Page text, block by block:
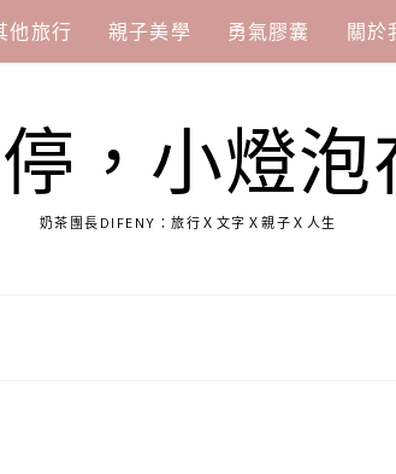
他旅行 親子美學 勇氣膠囊 關於
，小燈泡
奶茶團長DIFENY：旅行Ｘ文字Ｘ親子Ｘ人生